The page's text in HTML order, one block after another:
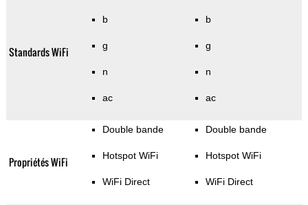
Standards WiFi
b
g
n
ac
b
g
n
ac
Propriétés WiFi
Double bande
Hotspot WiFi
WiFi Direct
Double bande
Hotspot WiFi
WiFi Direct